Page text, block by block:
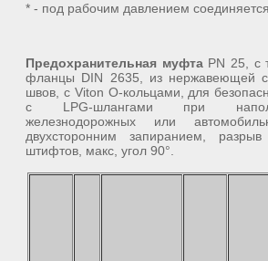
* - под рабочим давлением
Предохранительная муфта PN 25, с
фланцы DIN 2635, из нержавеющей
швов, с Viton О-кольцами, для
с LPG-шлангами при
железнодорожных или
двухсторонним запиранием,
штифтов, макс, угол 90°.